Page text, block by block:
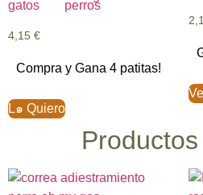
4,15 €
Compra y Gana 4 patitas!
L๑ Quiero